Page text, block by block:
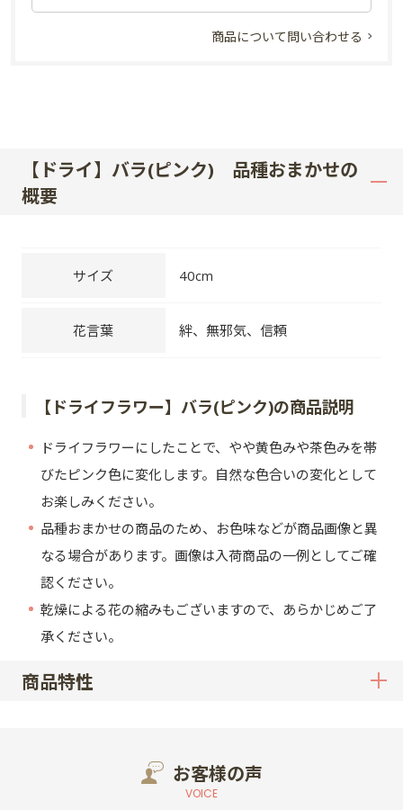
商品特性
商品について問い合わせる
【ドライ】バラ(ピンク) 品種おまかせの
概要
サイズ 40cm
花言葉 絆、無邪気、信頼
【ドライフラワー】バラ(ピンク)の商品説明
ドライフラワーにしたことで、やや黄色みや茶色みを帯
びたピンク色に変化します。自然な色合いの変化として
お楽しみください。
品種おまかせの商品のため、お色味などが商品画像と異
なる場合があります。画像は入荷商品の一例としてご確
認ください。
乾燥による花の縮みもございますので、あらかじめご了
承ください。
お客様の声
VOICE